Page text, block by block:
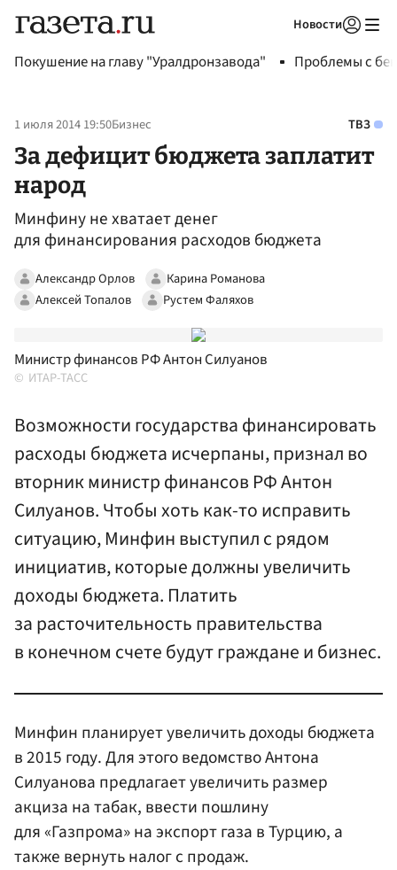
Новости
Покушение на главу "Уралдронзавода" Проблемы с
1 июля 2014 19:50Бизнес ТВЗ
За дефицит бюджета заплатит
народ
Минфину не хватает денег
для финансирования расходов бюджета
Александр Орлов
Карина Романова
Алексей Топалов
Рустем Фаляхов
Министр финансов РФ Антон Силуанов
ИТАР-ТАСС
Возможности государства финансировать
расходы бюджета исчерпаны, признал во
вторник министр финансов РФ Антон
Силуанов. Чтобы хоть как-то исправить
ситуацию, Минфин выступил с рядом
инициатив, которые должны увеличить
доходы бюджета. Платить
за расточительность правительства
в конечном счете будут граждане и бизнес.
Минфин планирует увеличить доходы бюджета
в 2015 году. Для этого ведомство Антона
Силуанова предлагает увеличить размер
акциза на табак, ввести пошлину
для «Газпрома» на экспорт газа в Турцию, а
также вернуть налог с продаж.